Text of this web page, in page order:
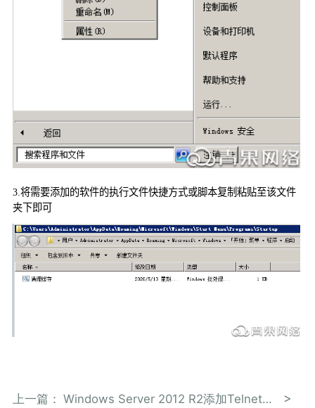
3.将需要添加的软件的执行文件快捷方式或脚本复制粘贴至该文件
夹下即可
上一篇： Windows Server 2012 R2添加Telnet客户端功能